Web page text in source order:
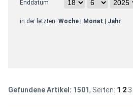
Enddatum
in der letzten: Woche| Monat Jahr
Gefundene Artikel: 1501, Seiten: 1 2 3